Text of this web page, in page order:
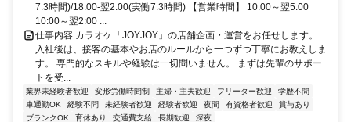
7.3時間)/18:00-翌2:00(実働7.3時間) 【営業時間】 10:00～翌5:00
10:00～翌2:00 ...
仕事内容 カラオケ「JOYJOY」の店舗企画・運営をお任せします。
入社後は、接客の基本やお店のルールから一つずつ丁寧にお教えしま
す。 専門的なスキルや経験は一切問いません。 まずは先輩のサポー
トを受...
業界未経験者歓迎 変形労働時間制 主婦・主夫歓迎 フリーター歓迎
学歴不問
車通勤OK
経験不問 未経験者歓迎 経験者歓迎 夜間 有資格者歓迎
賞与あり
ブランクOK
育休あり 交通費支給 長期歓迎 深夜